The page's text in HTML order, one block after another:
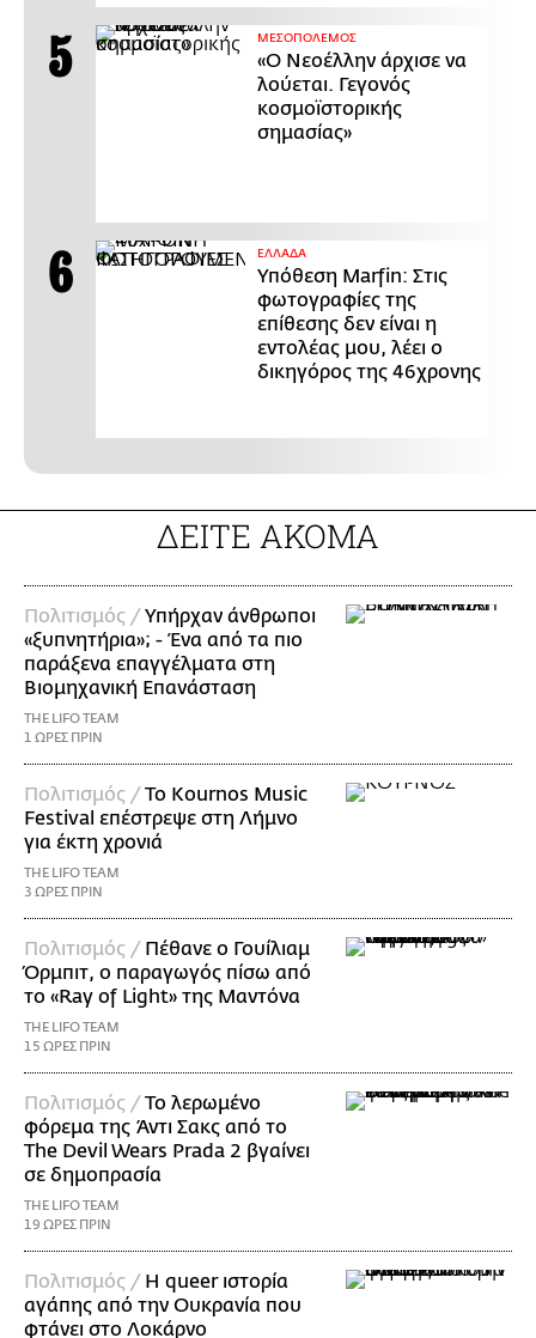
ΜΕΣΟΠΟΛΕΜΟΣ
«Ο Νεοέλλην άρχισε να
λούεται. Γεγονός
κοσμοϊστορικής
σημασίας»
ΕΛΛΑΔΑ
Υπόθεση Marfin: Στις
φωτογραφίες της
επίθεσης δεν είναι η
εντολέας μου, λέει ο
δικηγόρος της 46χρονης
ΔΕΙΤΕ ΑΚΟΜΑ
Πολιτισμός / Υπήρχαν άνθρωποι
«ξυπνητήρια»; - Ένα από τα πιο
παράξενα επαγγέλματα στη
Βιομηχανική Επανάσταση
THE LIFO TEAM
1 ΩΡΕΣ ΠΡΙΝ
Πολιτισμός / Το Kournos Music
Festival επέστρεψε στη Λήμνο
για έκτη χρονιά
THE LIFO TEAM
3 ΩΡΕΣ ΠΡΙΝ
Πολιτισμός / Πέθανε ο Γουίλιαμ
Όρμπιτ, ο παραγωγός πίσω από
το «Ray of Light» της Μαντόνα
THE LIFO TEAM
15 ΩΡΕΣ ΠΡΙΝ
Πολιτισμός / Το λερωμένο
φόρεμα της Άντι Σακς από το
The Devil Wears Prada 2 βγαίνει
σε δημοπρασία
THE LIFO TEAM
19 ΩΡΕΣ ΠΡΙΝ
Πολιτισμός / Η queer ιστορία
αγάπης από την Ουκρανία που
φτάνει στο Λοκάρνο